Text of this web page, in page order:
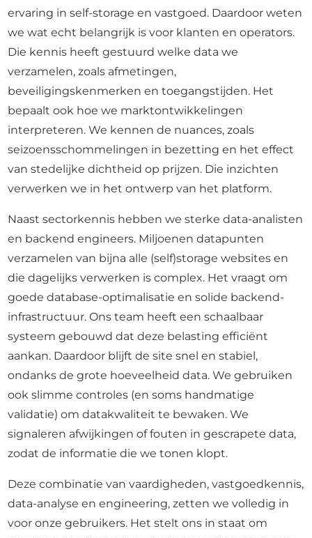
ervaring in self-storage en vastgoed. Daardoor weten
we wat echt belangrijk is voor klanten en operators.
Die kennis heeft gestuurd welke data we
verzamelen, zoals afmetingen,
beveiligingskenmerken en toegangstijden. Het
bepaalt ook hoe we marktontwikkelingen
interpreteren. We kennen de nuances, zoals
seizoensschommelingen in bezetting en het effect
van stedelijke dichtheid op prijzen. Die inzichten
verwerken we in het ontwerp van het platform.
Naast sectorkennis hebben we sterke data-analisten
en backend engineers. Miljoenen datapunten
verzamelen van bijna alle (self)storage websites en
die dagelijks verwerken is complex. Het vraagt om
goede database-optimalisatie en solide backend-
infrastructuur. Ons team heeft een schaalbaar
systeem gebouwd dat deze belasting efficiënt
aankan. Daardoor blijft de site snel en stabiel,
ondanks de grote hoeveelheid data. We gebruiken
ook slimme controles (en soms handmatige
validatie) om datakwaliteit te bewaken. We
signaleren afwijkingen of fouten in gescrapete data,
zodat de informatie die we tonen klopt.
Deze combinatie van vaardigheden, vastgoedkennis,
data-analyse en engineering, zetten we volledig in
voor onze gebruikers. Het stelt ons in staat om